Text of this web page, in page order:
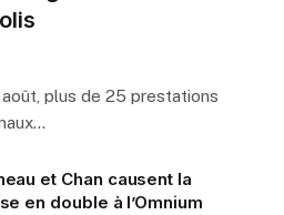
août, plus de 25 prestations
et Chan causent la
en double à l’Omnium